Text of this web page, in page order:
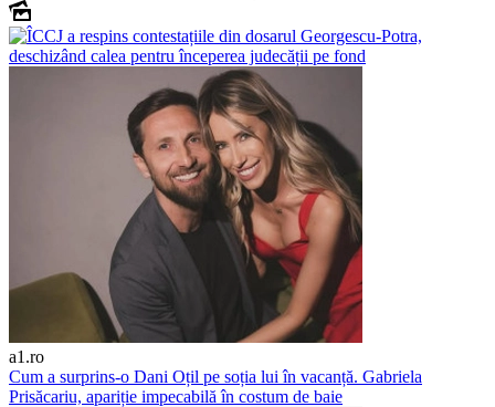
a1.ro
Cum a surprins-o Dani Oțil pe soția lui în vacanță. Gabriela
Prisăcariu, apariție impecabilă în costum de baie